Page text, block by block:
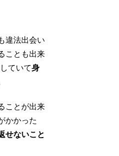
違法出会い
ことも出来
ていて身
ことが出来
かかった
せないこと